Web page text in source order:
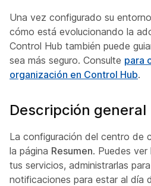
Una vez configurado su
cómo está evolucionando la
Control Hub también puede
sea más seguro. Consulte para
organización en Control Hub.
Descripción general
La configuración del centro de
la página Resumen. Puedes
tus servicios, administrarlas
notificaciones para estar al día